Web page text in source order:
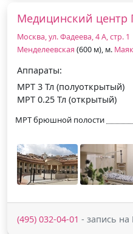
Медицинский
Москва, ул. Фадеева, 4 А, стр. 1
Менделеевская (600 м), м.
Аппараты:
МРТ 3 Тл (полуоткрытый)
МРТ 0.25 Тл (открытый)
МРТ брюшной полости
(495) 032-04-01 - запись